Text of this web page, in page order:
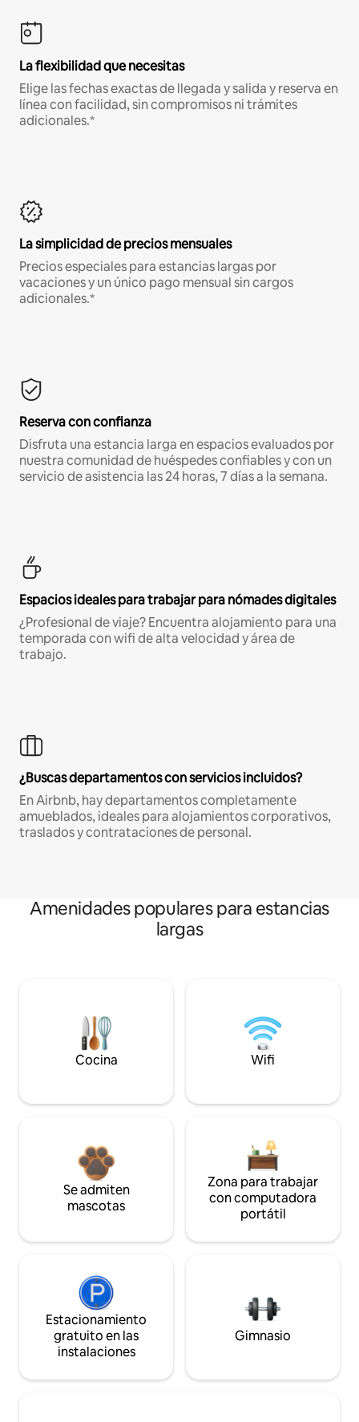
La flexibilidad que necesitas
Elige las fechas exactas de llegada y salida y reserva en
línea con facilidad, sin compromisos ni trámites
adicionales.*
La simplicidad de precios mensuales
Precios especiales para estancias largas por
vacaciones y un único pago mensual sin cargos
adicionales.*
Reserva con confianza
Disfruta una estancia larga en espacios evaluados por
nuestra comunidad de huéspedes confiables y con un
servicio de asistencia las 24 horas, 7 días a la semana.
Espacios ideales para trabajar para nómades digitales
¿Profesional de viaje? Encuentra alojamiento para una
temporada con wifi de alta velocidad y área de
trabajo.
¿Buscas departamentos con servicios incluidos?
En Airbnb, hay departamentos completamente
amueblados, ideales para alojamientos corporativos,
traslados y contrataciones de personal.
Amenidades populares para estancias
largas
Cocina Wifi
Se admiten
mascotas
Zona para trabajar
con computadora
portátil
Estacionamiento
gratuito en las
instalaciones
Gimnasio